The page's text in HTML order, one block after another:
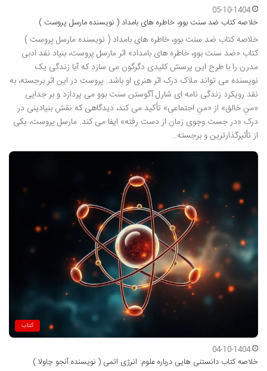
05-10-1404
خلاصه کتاب ضد سنت بوو، خاطره های بامداد ( نویسنده مارسل پروست )
خلاصه کتاب ضد سنت بوو، خاطره های بامداد ( نویسنده مارسل پروست )
کتاب «ضد سنت بوو، خاطره های بامداد» اثر مارسل پروست، بنیاد نقد ادبی
مدرن را با طرح این پرسش کلیدی دگرگون می سازد که آیا زندگی یک
نویسنده می تواند ملاک درک اثر هنری او باشد. پروست در این اثر برجسته، به
نقد رویکرد زندگی نامه ای شارل آگوستن سنت بوو می پردازد و بر جدایی
«منِ خالق» از «منِ اجتماعی» تأکید می کند، دیدگاهی که نقش بنیادینی در
درک «در جست وجوی زمان از دست رفته» ایفا می کند. مارسل پروست، یکی
از تأثیرگذارترین و برجسته…
کتاب
04-10-1404
خلاصه کتاب دانستنی هایی درباره علوم: انرژی اتمی ( نویسنده آنجو چاولا )